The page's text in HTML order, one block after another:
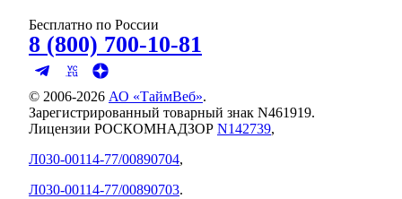
Бесплатно по России
8 (800) 700-10-81
© 2006-2026 АО «ТаймВеб».
Зарегистрированный товарный знак N461919.
Лицензии РОСКОМНАДЗОР N142739,
Л030-00114-77/00890704,
Л030-00114-77/00890703.